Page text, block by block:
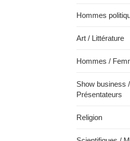
Hommes
Art / Littérature
Hommes /
Show business
Présentateurs
Religion